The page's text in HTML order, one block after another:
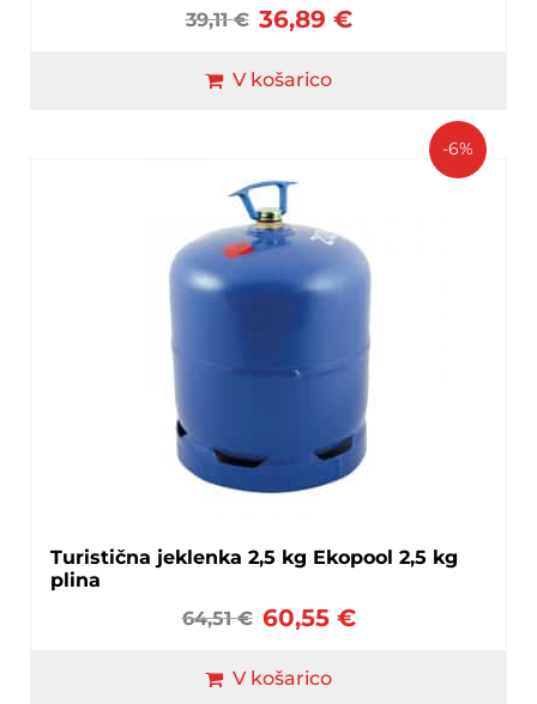
39,11€ 36,89 €
V košarico
-6%
Turistična jeklenka 2,5 kg Ekopool 2,5 kg
plina
64,51€ 60,55€
V košarico